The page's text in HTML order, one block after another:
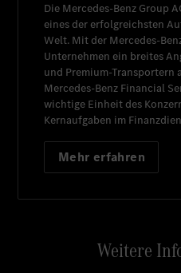
Die Mercedes-Benz Group
eines der erfolgreichsten
Welt. Mit der Mercedes-
Unternehmen ein breites
und Premium-Transportern
Mercedes-Benz Financial
wichtige Einheit des
Kernaufgaben im
Mehr erfahren
Weitere